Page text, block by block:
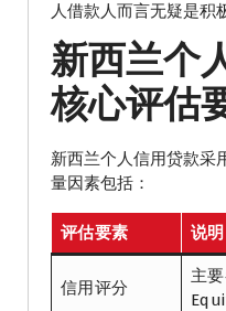
人借款人而言无疑是积
新西兰个
核心评估
新西兰个人信用贷款采
量因素包括：
评估要素 说明
信用评分
主